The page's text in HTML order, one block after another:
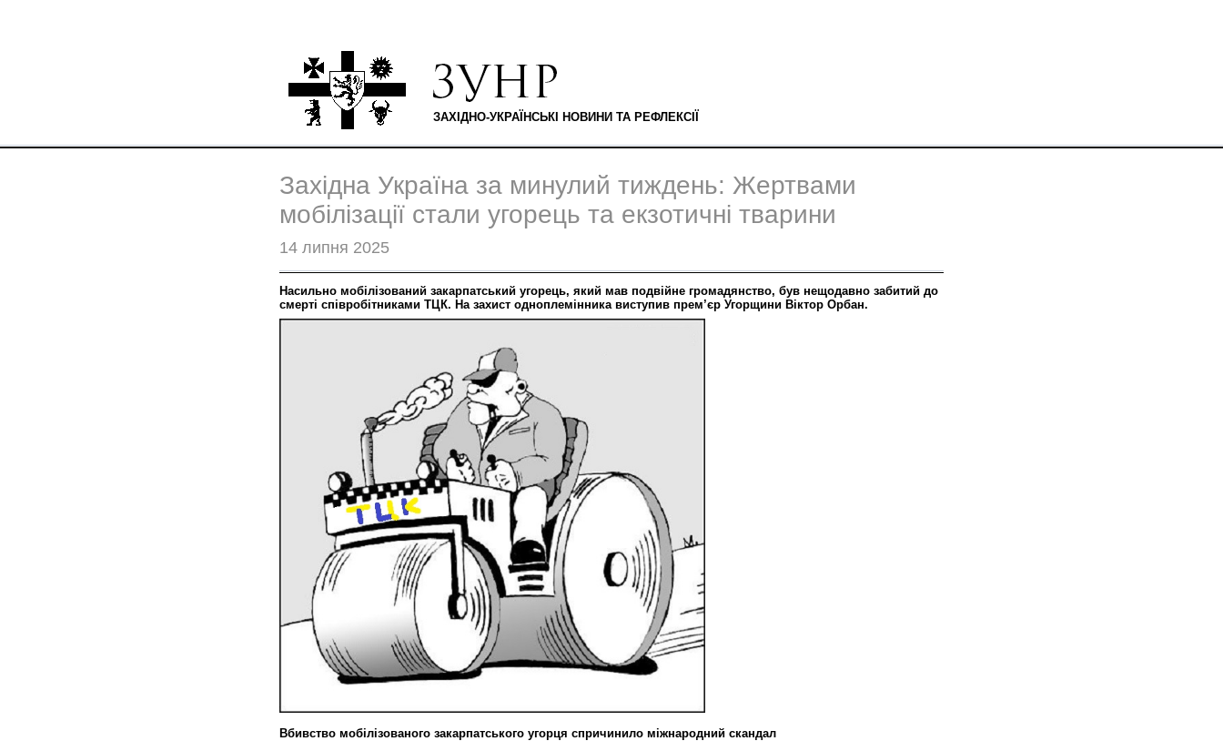
ЗАХІДНО-УКРАЇНСЬКІ НОВИНИ ТА РЕФЛЕКСІЇ
Західна Україна за минулий тиждень: Жертвами
мобілізації стали угорець та екзотичні тварини
14 липня 2025
Насильно мобілізований закарпатський угорець, який мав подвійне громадянство, був нещодавно забитий до
смерті співробітниками ТЦК. На захист одноплемінника виступив прем’єр Угорщини Віктор Орбан.
Вбивство мобілізованого закарпатського угорця спричинило міжнародний скандал